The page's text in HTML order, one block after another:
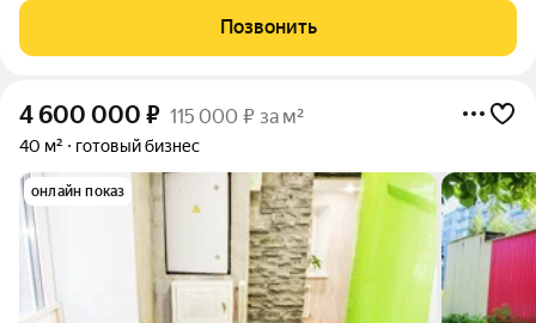
информацией позвоните по телефону, указанному в
объявлении, или напишите
Позвонить
4 600 000 ₽ 115 000 ₽ за м²
40 м² готовый бизнес
онлайн показ